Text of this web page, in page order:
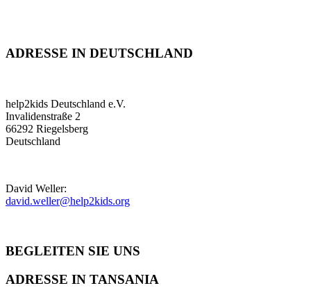
ADRESSE IN DEUTSCHLAND
help2kids Deutschland e.V.
Invalidenstraße 2
66292 Riegelsberg
Deutschland
David Weller:
david.weller@help2kids.org
BEGLEITEN SIE UNS
ADRESSE IN TANSANIA